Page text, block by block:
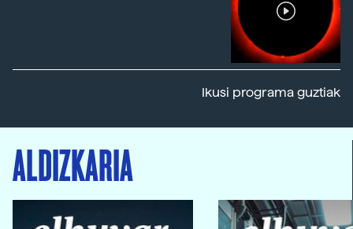
Ikusi programa guztiak
ALDIZKARIA